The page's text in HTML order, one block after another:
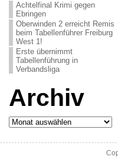
Achtelfinal Krimi gegen
Ebringen
Oberwinden 2 erreicht Remis
beim Tabellenführer Freiburg
West 1!
Erste übernimmt
Tabellenführung in
Verbandsliga
Archiv
Archiv